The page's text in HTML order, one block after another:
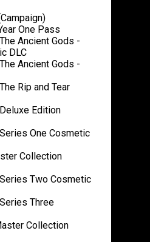
One Pass
Ancient Gods -
DLC
Ancient Gods -
Rip and Tear
Edition
One Cosmetic
Collection
Two Cosmetic
Three
Collection